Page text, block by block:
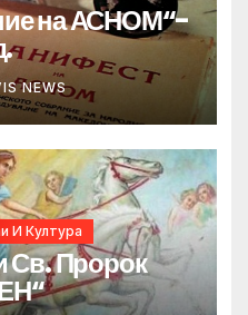
на АСНОМ“-
NEWS
И Култура
Св. Пророк